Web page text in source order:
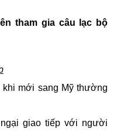
tham gia câu lạc bộ
khi mới sang Mỹ thường
giao tiếp với người